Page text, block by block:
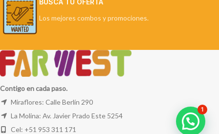
BUSCA TU OFERTA
Los mejores combos y promociones.
Contigo en cada paso.
Miraflores: Calle Berlín 290
La Molina: Av. Javier Prado Este 5254
Cel: +51 953 311 171
1